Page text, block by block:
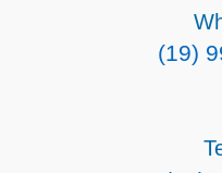
(19)